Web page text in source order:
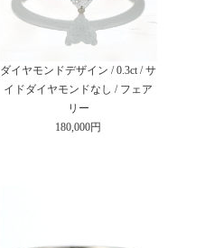
ダイヤモンドデザイン / 0.3ct / サ
イドダイヤモンドなし / フェア
リー
180,000円